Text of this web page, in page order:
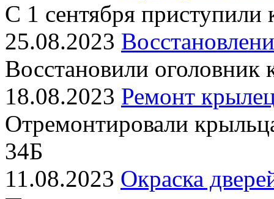
С 1 сентября
25.08.2023
Восстановили
18.08.2023 Ремонт
Отремонтировали
34Б
11.08.2023 Окраска